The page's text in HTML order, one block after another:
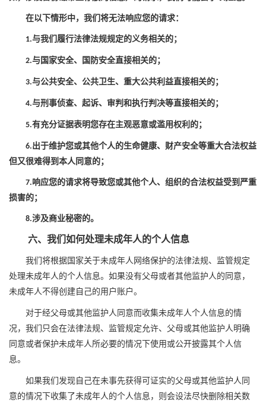
在以下情形中，我们将无法响应您的请求：
1.与我们履行法律法规规定的义务相关的；
2.与国家安全、国防安全直接相关的；
3.与公共安全、公共卫生、重大公共利益直接相关的；
4.与刑事侦查、起诉、审判和执行判决等直接相关的；
5.有充分证据表明您存在主观恶意或滥用权利的；
6.出于维护您或其他个人的生命健康、财产安全等重大合法权益
但又很难得到本人同意的；
7.响应您的请求将导致您或其他个人、组织的合法权益受到严重
损害的；
8.涉及商业秘密的。
六、我们如何处理未成年人的个人信息
我们将根据国家关于未成年人网络保护的法律法规、监管规定
处理未成年人的个人信息。如果没有父母或者其他监护人的同意，
未成年人不得创建自己的用户账户。
对于经父母或其他监护人同意而收集未成年人个人信息的情
况，我们只会在法律法规、监管规定允许、父母或其他监护人明确
同意或者保护未成年人所必要的情况下使用或公开披露其个人信
息。
如果我们发现自己在未事先获得可证实的父母或其他监护人同
意的情况下收集了未成年人的个人信息，则会设法尽快删除相关数